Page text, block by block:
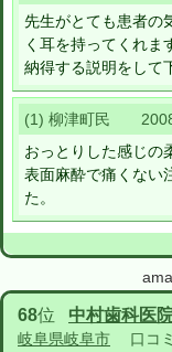
先生がとても患者の
く耳を持ってくれま
納得する説明をして
(1) 柳津町民
おっとりした感じの
表面麻酔で痛くない
た。
68位 中村歯科医
岐阜県岐阜市 口コミ